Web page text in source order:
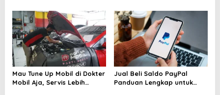
Diremehkan
Wajah Industri Furnitur
Mau Tune Up Mobil di Dokter
Mobil Aja, Servis Lebih
Jual Beli Saldo PayPal
Panduan Lengkap untuk